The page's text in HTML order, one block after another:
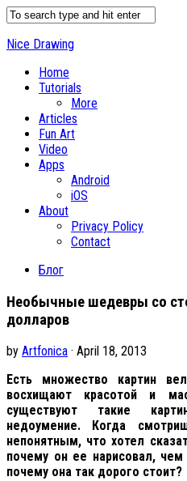
Nice Drawing
Home
Tutorials
More
Articles
Fun Art
Video
Apps
Android
iOS
About
Privacy Policy
Contact
Блог
Необычные шедевры со
долларов
by Artfonica · April 18, 2013
Есть множество картин
восхищают красотой и
существуют такие
недоумение. Когда
непонятным, что хотел
почему он ее нарисовал,
почему она так дорого стоит?